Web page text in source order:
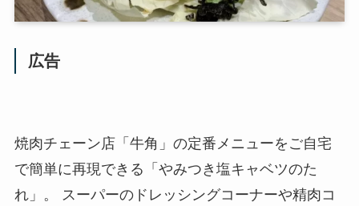
広告
焼肉チェーン店「牛角」の定番メニューをご自宅
で簡単に再現できる「やみつき塩キャベツのた
れ」。 スーパーのドレッシングコーナーや精肉コ